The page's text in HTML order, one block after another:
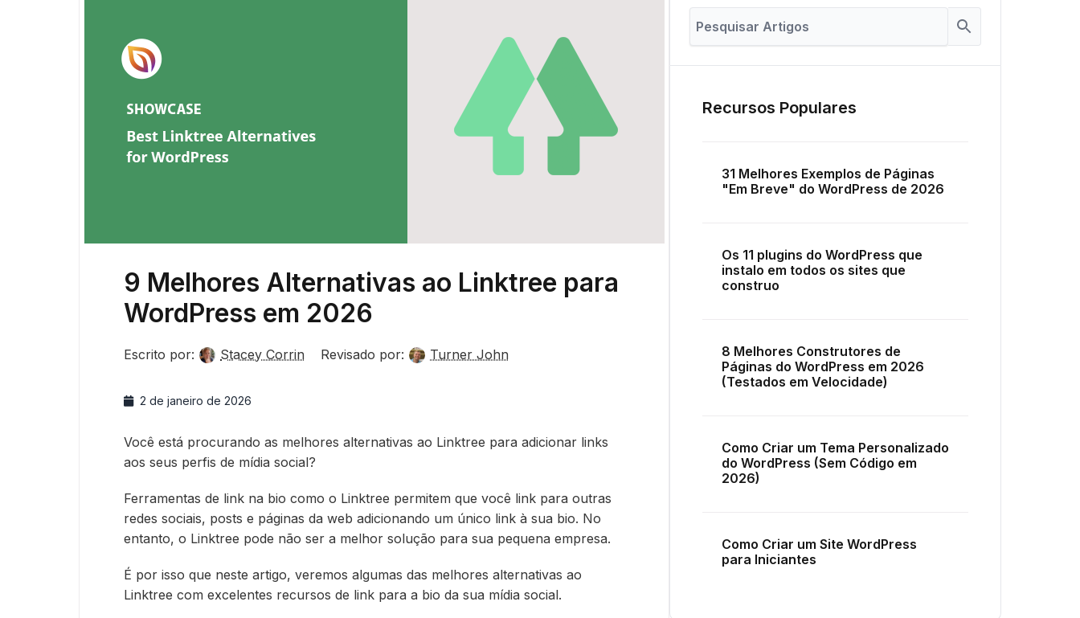
9 Melhores Alternativas ao Linktree para
WordPress em 2026
Escrito por: Stacey Corrin Revisado por: Turner John
2 de janeiro de 2026
Você está procurando as melhores alternativas ao Linktree para adicionar links
aos seus perfis de mídia social?
Ferramentas de link na bio como o Linktree permitem que você link para outras
redes sociais, posts e páginas da web adicionando um único link à sua bio. No
entanto, o Linktree pode não ser a melhor solução para sua pequena empresa.
É por isso que neste artigo, veremos algumas das melhores alternativas ao
Linktree com excelentes recursos de link para a bio da sua mídia social.
Recursos Populares
31 Melhores Exemplos de Páginas
"Em Breve" do WordPress de 2026
Os 11 plugins do WordPress que
instalo em todos os sites que
construo
8 Melhores Construtores de
Páginas do WordPress em 2026
(Testados em Velocidade)
Como Criar um Tema Personalizado
do WordPress (Sem Código em
2026)
Como Criar um Site WordPress
para Iniciantes